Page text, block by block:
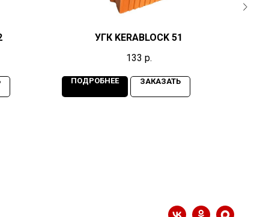
УГК KERABLOCK 51
133 р.
ПОДРОБНЕЕ ЗАКАЗАТЬ